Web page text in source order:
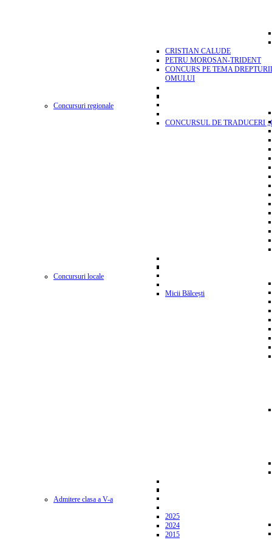
CRISTIAN CALUDE
PETRU MOROSAN-TRIDENT
CONCURS PE TEMA
OMULUI
Concursuri regionale
CONCURSUL DE TRADUCERI
Concursuri locale
Micii Bălcești
Admitere clasa a V-a
2025
2024
2015